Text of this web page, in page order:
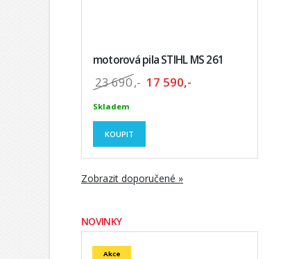
motorová pila STIHL MS 261
23 690,- 17 590,-
Skladem
KOUPIT
Zobrazit doporučené »
NOVINKY
Akce